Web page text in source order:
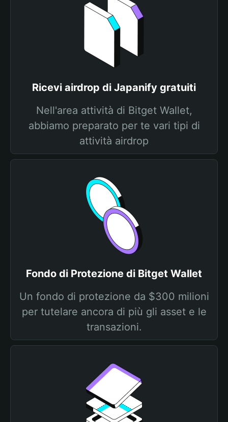
Ricevi airdrop di Japanify gratuiti
Nell'area attività di Bitget Wallet,
abbiamo preparato per te vari tipi di
attività airdrop
Fondo di Protezione di Bitget Wallet
Un fondo di protezione da $300 milioni
per tutelare ancora di più gli asset e le
transazioni.